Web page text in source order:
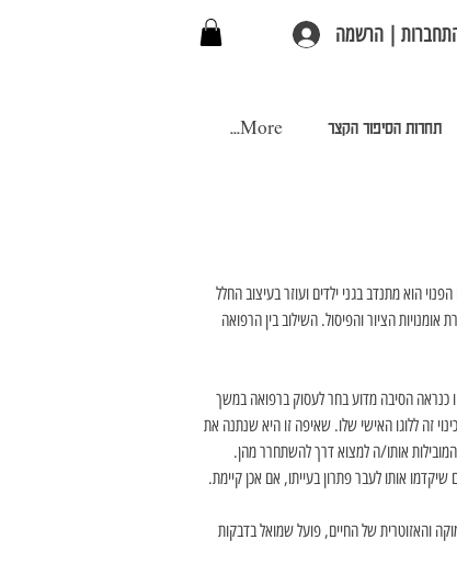
| הרשמה
תחרות הסיפור הקצר More...
הוא מתנדב בגני ילדים ועוזר בעיצוב החלל
הציור והפיסול. השילוב בין הרפואה
כנראה הסיבה מדוע בחר לעסוק ברפואה במשך
זה ללוגו האישי שלו. שאיפה זו היא שנתנה את
אותו/ה למצוא דרך להשתחרר מהן.
אותו לעבר פתרון בעייתו, אם אכן קיימת.
והאזוטרית של החיים, פועל שמואל בדבקות